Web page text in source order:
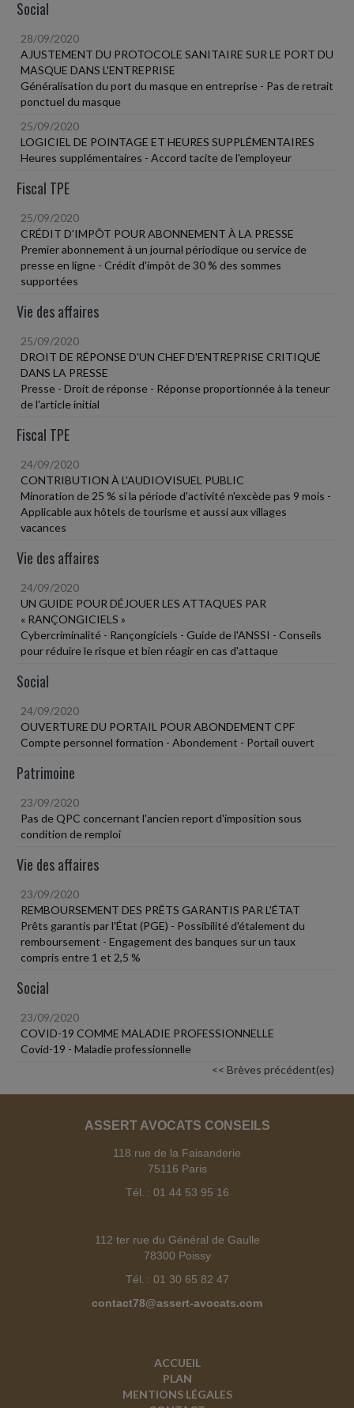
Social
28/09/2020
AJUSTEMENT DU PROTOCOLE SANITAIRE SUR LE PORT DU
MASQUE DANS L'ENTREPRISE
Généralisation du port du masque en entreprise - Pas de retrait
ponctuel du masque
25/09/2020
LOGICIEL DE POINTAGE ET HEURES SUPPLÉMENTAIRES
Heures supplémentaires - Accord tacite de l'employeur
Fiscal TPE
25/09/2020
CRÉDIT D'IMPÔT POUR ABONNEMENT À LA PRESSE
Premier abonnement à un journal périodique ou service de
presse en ligne - Crédit d'impôt de 30 % des sommes
supportées
Vie des affaires
25/09/2020
DROIT DE RÉPONSE D'UN CHEF D'ENTREPRISE CRITIQUÉ
DANS LA PRESSE
Presse - Droit de réponse - Réponse proportionnée à la teneur
de l'article initial
Fiscal TPE
24/09/2020
CONTRIBUTION À L'AUDIOVISUEL PUBLIC
Minoration de 25 % si la période d'activité n'excède pas 9 mois -
Applicable aux hôtels de tourisme et aussi aux villages
vacances
Vie des affaires
24/09/2020
UN GUIDE POUR DÉJOUER LES ATTAQUES PAR
« RANÇONGICIELS »
Cybercriminalité - Rançongiciels - Guide de l'ANSSI - Conseils
pour réduire le risque et bien réagir en cas d'attaque
Social
24/09/2020
OUVERTURE DU PORTAIL POUR ABONDEMENT CPF
Compte personnel formation - Abondement - Portail ouvert
Patrimoine
23/09/2020
Pas de QPC concernant l'ancien report d'imposition sous
condition de remploi
Vie des affaires
23/09/2020
REMBOURSEMENT DES PRÊTS GARANTIS PAR L'ÉTAT
Prêts garantis par l'État (PGE) - Possibilité d'étalement du
remboursement - Engagement des banques sur un taux
compris entre 1 et 2,5 %
Social
23/09/2020
COVID-19 COMME MALADIE PROFESSIONNELLE
Covid-19 - Maladie professionnelle
<< Brèves précédent(es)
ASSERT AVOCATS CONSEILS
118 rue de la Faisanderie
75116 Paris
Tél. : 01 44 53 95 16
112 ter rue du Général de Gaulle
78300 Poissy
Tél. : 01 30 65 82 47
contact78@assert-avocats.com
ACCUEIL
PLAN
MENTIONS LÉGALES